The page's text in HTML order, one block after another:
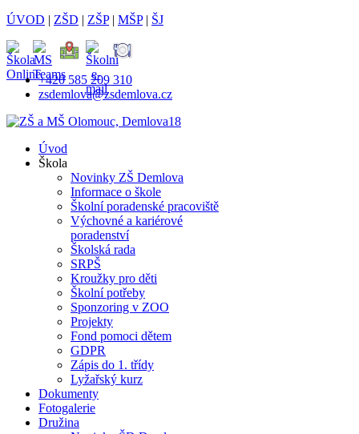
ÚVOD | ZŠD | ZŠP| MŠP| ŠJ
+420 585 209 310
zsdemlova@zsdemlova.cz
Úvod
Škola
Novinky ZŠ Demlova
Informace o škole
Školní poradenské pracoviště
Výchovné a kariérové
poradenství
Školská rada
SRPŠ
Kroužky pro děti
Školní potřeby
Sponzoring v ZOO
Projekty
Fond pomoci dětem
GDPR
Zápis do 1. třídy
Lyžařský kurz
Dokumenty
Fotogalerie
Družina